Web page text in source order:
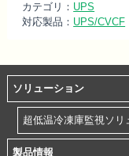
カテゴリ： UPS
対応製品： UPS/CVCF
ソリューション
超低温冷凍庫監視ソリ
製品情報